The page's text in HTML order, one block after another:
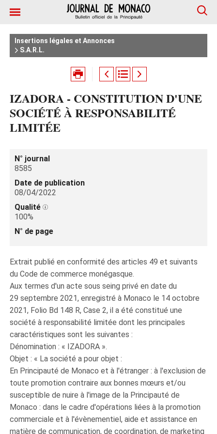
Insertions légales et Annonces
S.A.R.L.
IZADORA - CONSTITUTION D'UNE
SOCIÉTÉ À RESPONSABILITÉ
LIMITÉE
N° journal
8585
Date de publication
08/04/2022
Qualité
100%
N° de page
Extrait publié en conformité des articles 49 et suivants
du Code de commerce monégasque.
Aux termes d'un acte sous seing privé en date du
29 septembre 2021, enregistré à Monaco le 14 octobre
2021, Folio Bd 148 R, Case 2, il a été constitué une
société à responsabilité limitée dont les principales
caractéristiques sont les suivantes :
Dénomination : « IZADORA ».
Objet : « La société a pour objet :
En Principauté de Monaco et à l'étranger : à l'exclusion de
toute promotion contraire aux bonnes mœurs et/ou
susceptible de nuire à l'image de la Principauté de
Monaco : dans le cadre d'opérations liées à la promotion
commerciale et à l'évènementiel, aide et assistance en
matière de communication, de coordination, de marketing